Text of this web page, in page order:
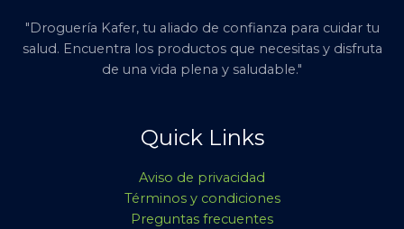
"Droguería Kafer, tu aliado de confianza para cuidar tu
salud. Encuentra los productos que necesitas y disfruta
de una vida plena y saludable."
Quick Links
Aviso de privacidad
Términos y condiciones
Preguntas frecuentes